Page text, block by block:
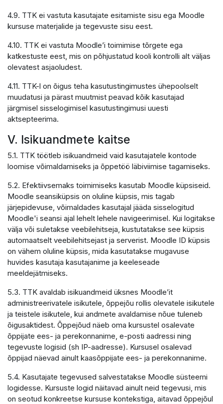
4.9. TTK ei vastuta kasutajate esitamiste sisu ega Moodle
kursuse materjalide ja tegevuste sisu eest.
4.10. TTK ei vastuta Moodle’i toimimise tõrgete ega
katkestuste eest, mis on põhjustatud kooli kontrolli alt väljas
olevatest asjaoludest.
4.11. TTK-l on õigus teha kasutustingimustes ühepoolselt
muudatusi ja pärast muutmist peavad kõik kasutajad
järgmisel sisselogimisel kasutustingimusi uuesti
aktsepteerima.
V. Isikuandmete kaitse
5.1. TTK töötleb isikuandmeid vaid kasutajatele kontode
loomise võimaldamiseks ja õppetöö läbiviimise tagamiseks.
5.2. Efektiivsemaks toimimiseks kasutab Moodle küpsiseid.
Moodle seansiküpsis on oluline küpsis, mis tagab
järjepidevuse, võimaldades kasutajal jääda sisselogitud
Moodle'i seansi ajal lehelt lehele navigeerimisel. Kui logitakse
välja või suletakse veebilehitseja, kustutatakse see küpsis
automaatselt veebilehitsejast ja serverist. Moodle ID küpsis
on vähem oluline küpsis, mida kasutatakse mugavuse
huvides kasutaja kasutajanime ja keeleseade
meeldejätmiseks.
5.3. TTK avaldab isikuandmeid üksnes Moodle’it
administreerivatele isikutele, õppejõu rollis olevatele isikutele
ja teistele isikutele, kui andmete avaldamise nõue tuleneb
õigusaktidest. Õppejõud näeb oma kursustel osalevate
õppijate ees- ja perekonnanime, e-posti aadressi ning
tegevuste logisid (sh IP-aadresse). Kursusel osalevad
õppijad näevad ainult kaasõppijate ees- ja perekonnanime.
5.4. Kasutajate tegevused salvestatakse Moodle süsteemi
logidesse. Kursuste logid näitavad ainult neid tegevusi, mis
on seotud konkreetse kursuse kontekstiga, aitavad õppejõul